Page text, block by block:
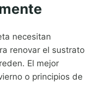
necesitan
renovar el sustrato
El mejor
o principios de